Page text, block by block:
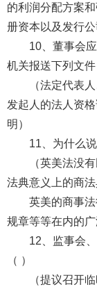
的利润分配方案
册资本以及发行公
10、董事会
机关报送下列文
（法定代表
发起人的法人资
明）
11、为什么
（英美法没
法典意义上的商法
英美的商事
规章等等在内的广
12、监事会
（ ）
（提议召开